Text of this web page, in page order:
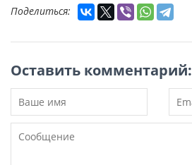
Поделиться:
Оставить комментарий: